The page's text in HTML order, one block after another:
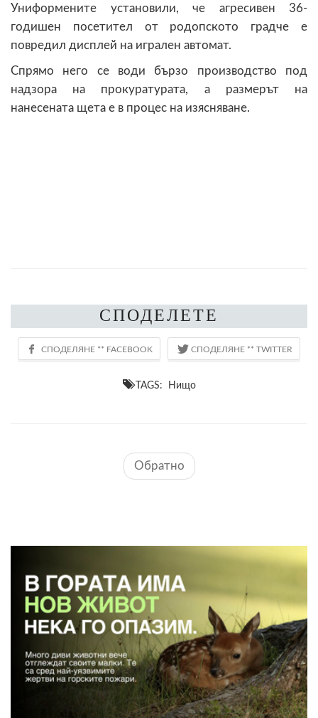
Униформените установили, че агресивен 36-
годишен посетител от родопското градче е
повредил дисплей на игрален автомат.
Спрямо него се води бързо производство под
надзора на прокуратурата, а размерът на
нанесената щета е в процес на изясняване.
СПОДЕЛЕТЕ
TAGS: Нищо
Обратно